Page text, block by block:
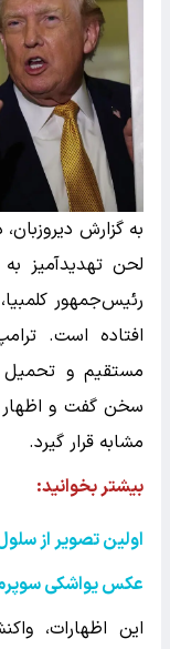
به گزارش دیروزبان،
لحن تهدیدآمیز
رئیس‌جمهور
افتاده است.
مستقیم و تحمیل
سخن گفت و اظهار
مشابه قرار گیرد.
بیشتر بخوانید:
اولین تصویر از
عکس یواشکی
این اظهارات،